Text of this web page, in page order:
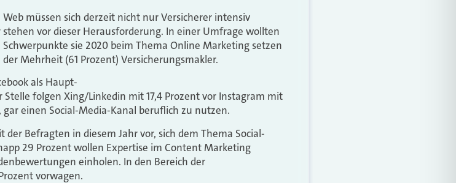
müssen sich derzeit nicht nur Versicherer intensiv
vor dieser Herausforderung. In einer Umfrage wollten
sie 2020 beim Thema Online Marketing setzen
Mehrheit (61 Prozent) Versicherungsmakler.
als Haupt-
folgen Xing/Linkedin mit 17,4 Prozent vor Instagram mit
gar einen Social-Media-Kanal beruflich zu nutzen.
Befragten in diesem Jahr vor, sich dem Thema Social-
29 Prozent wollen Expertise im Content Marketing
einholen. In den Bereich der
vorwagen.